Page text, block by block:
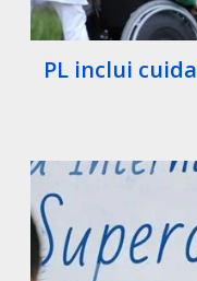
PL inclui